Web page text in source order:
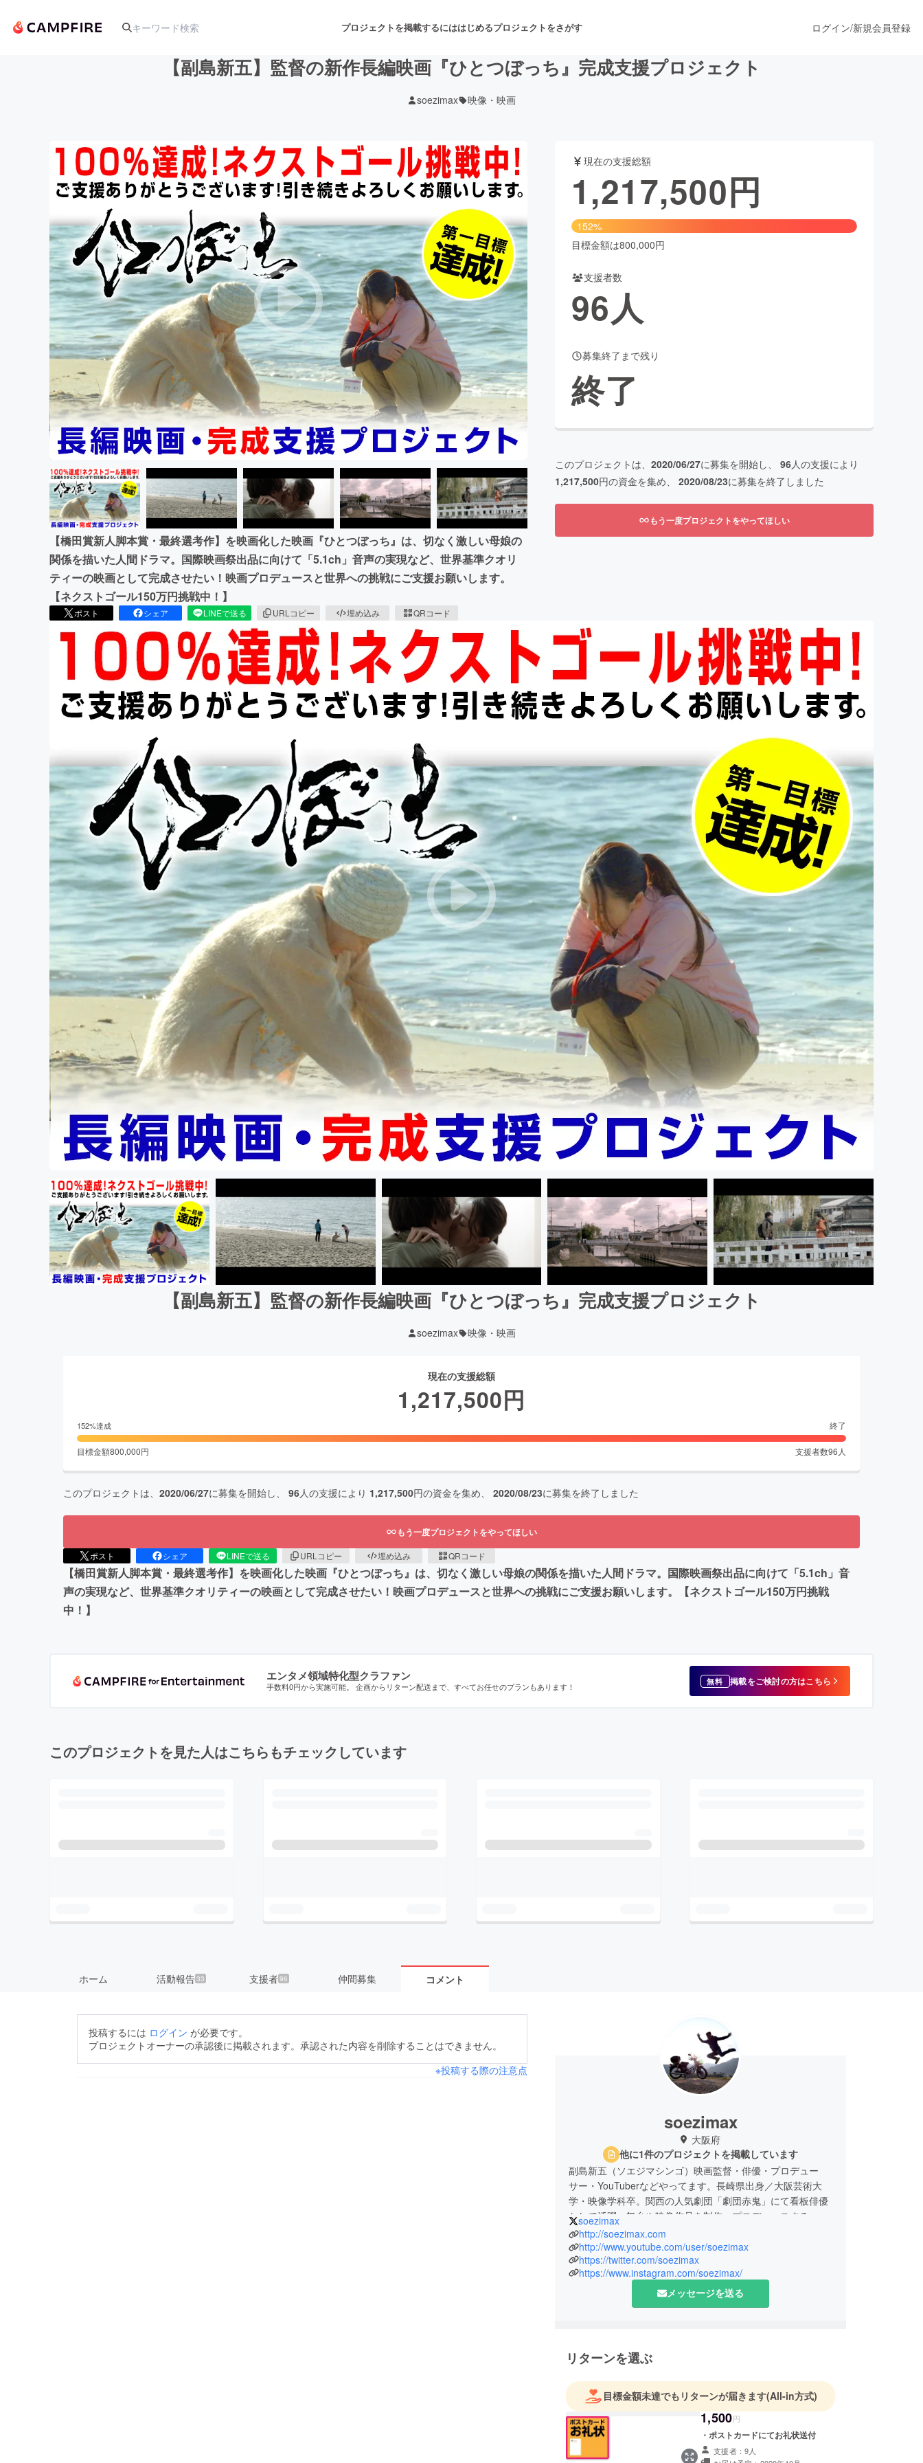
プロジェクトを掲載するにははじめるプロジェクトをさがす
アート・写真 音楽 舞台・パフォーマンス
テクノロジー・ガジェット ファッション
映像・映画 書籍・雑誌出版 アニメ・漫画
ビジネス・起業 チャレンジ ビューティー・ヘルスケア
まちづくり・地域活性化
CAMPFIRE for Social Good CAMPFIRE Creation
CAMPFIREふるさと納税machi-yaコミュニティ
ログイン/新規会員登録
【副島新五】監督の新作長編映画『ひとつぼっち』完成支援プロジェクト
soezimax 映像・映画
【橋田賞新人脚本賞・最終選考作】を映画化した映画『ひとつぼっち』は、切なく激しい母娘の
関係を描いた人間ドラマ。国際映画祭出品に向けて「5.1ch」音声の実現など、世界基準クオリ
ティーの映画として完成させたい！映画プロデュースと世界への挑戦にご支援お願いします。
【ネクストゴール150万円挑戦中！】
ポスト シェア LINEで送る URLコピー 埋め込み QRコード
現在の支援総額
1,217,500円
152%
目標金額は800,000円
支援者数
96人
募集終了まで残り
終了
このプロジェクトは、 2020/06/27に募集を開始し、 96人の支援により
1,217,500円の資金を集め、 2020/08/23に募集を終了しました
もう一度プロジェクトをやってほしい
【副島新五】監督の新作長編映画『ひとつぼっち』完成支援プロジェクト
soezimax 映像・映画
現在の支援総額
1,217,500円
152%達成 終了
目標金額800,000円 支援者数96 人
このプロジェクトは、 2020/06/27に募集を開始し、 96人の支援により 1,217,500円の資金を集め、 2020/08/23に募集を終了しました
もう一度プロジェクトをやってほしい
ポスト シェア LINEで送る URLコピー 埋め込み QRコード
【橋田賞新人脚本賞・最終選考作】を映画化した映画『ひとつぼっち』は、切なく激しい母娘の関係を描いた人間ドラマ。国際映画祭出品に向けて「5.1ch」音
声の実現など、世界基準クオリティーの映画として完成させたい！映画プロデュースと世界への挑戦にご支援お願いします。【ネクストゴール150万円挑戦
中！】
エンタメ領域特化型クラファン
手数料0円から実施可能。 企画からリターン配送まで、すべてお任せのプランもあります！ 無料 掲載をご検討の方はこちら
このプロジェクトを見た人はこちらもチェックしています
ホーム 活動報告33 支援者96 仲間募集 コメント
投稿するには ログイン が必要です。
プロジェクトオーナーの承認後に掲載されます。承認された内容を削除することはできません。
※投稿する際の注意点
soezimax
大阪府
他に1件のプロジェクトを掲載しています
副島新五（ソエジマシンゴ）映画監督・俳優・プロデュー
サー・YouTuberなどやってます。長崎県出身／大阪芸術大
学・映像学科卒。関西の人気劇団「劇団赤鬼」にて看板俳優
として活躍。舞台や映像作品を制作・プロデュースする。
2016年、YouTube公式アンバサダーになりサンフランシスコ
YouTube本社でのサミットに参加。
soezimax
http://soezimax.com
http://www.youtube.com/user/soezimax
https://twitter.com/soezimax
https://www.instagram.com/soezimax/
メッセージを送る
リターンを選ぶ
目標金額未達でもリターンが届きます(All-in方式)
1,500円
・ポストカードにてお礼状送付
支援者：9人